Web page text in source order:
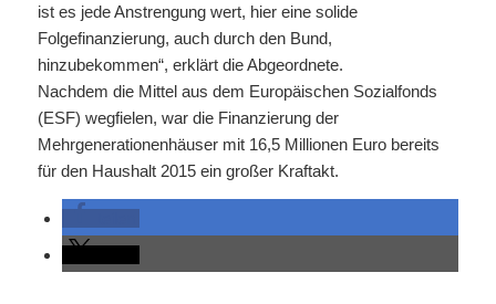
ist es jede Anstrengung wert, hier eine solide
Folgefinanzierung, auch durch den Bund,
hinzubekommen“, erklärt die Abgeordnete.
Nachdem die Mittel aus dem Europäischen Sozialfonds
(ESF) wegfielen, war die Finanzierung der
Mehrgenerationenhäuser mit 16,5 Millionen Euro bereits
für den Haushalt 2015 ein großer Kraftakt.